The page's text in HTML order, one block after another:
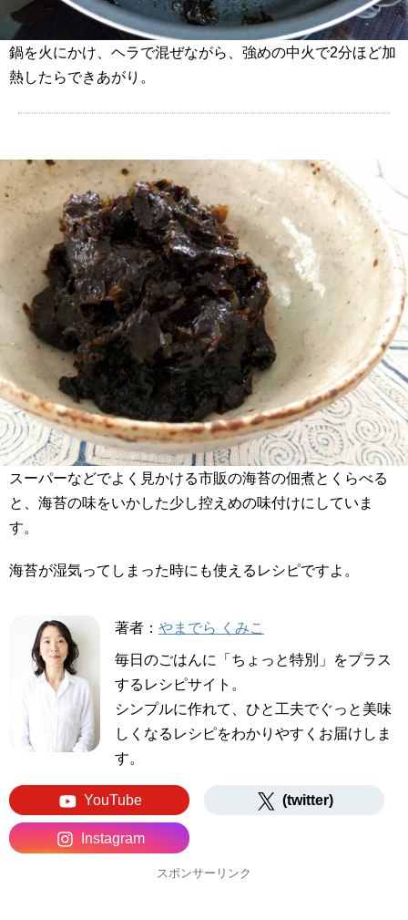
鍋を火にかけ、ヘラで混ぜながら、強めの中火で2分ほど加
熱したらできあがり。
スーパーなどでよく見かける市販の海苔の佃煮とくらべる
と、海苔の味をいかした少し控えめの味付けにしていま
す。
海苔が湿気ってしまった時にも使えるレシピですよ。
著者： やまでら くみこ
毎日のごはんに「ちょっと特別」をプラス
するレシピサイト。
シンプルに作れて、ひと工夫でぐっと美味
しくなるレシピをわかりやすくお届けしま
す。
YouTube (twitter)
Instagram
スポンサーリンク